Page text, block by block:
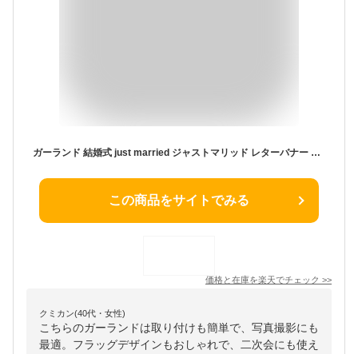
ガーランド 結婚式 just married ジャストマリッド レターバナー ウエディング 前撮り ウエルカムスペース 撮影 小道具 飾り付け 装飾 アイテム フォトプロップス フラッグ フォト 送料無料 regalo
この商品をサイトでみる
価格と在庫を楽天でチェック >>
クミカン(40代・女性)
こちらのガーランドは取り付けも簡単で、写真撮影にも
最適。フラッグデザインもおしゃれで、二次会にも使え